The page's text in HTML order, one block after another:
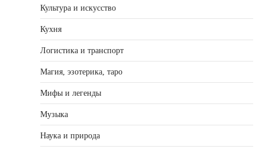
Культура и искусство
Кухня
Логистика и транспорт
Магия, эзотерика, таро
Мифы и легенды
Музыка
Наука и природа